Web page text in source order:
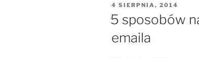
OPUBLIKOWANE
4 SIERPNIA, 2014
5 sposobów
emaila